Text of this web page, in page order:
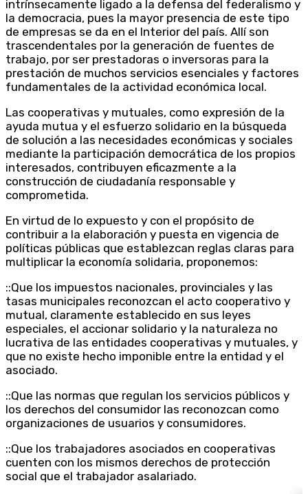
intrínsecamente ligado a la defensa del federalismo y
la democracia, pues la mayor presencia de este tipo
de empresas se da en el Interior del país. Allí son
trascendentales por la generación de fuentes de
trabajo, por ser prestadoras o inversoras para la
prestación de muchos servicios esenciales y factores
fundamentales de la actividad económica local.
Las cooperativas y mutuales, como expresión de la
ayuda mutua y el esfuerzo solidario en la búsqueda
de solución a las necesidades económicas y sociales
mediante la participación democrática de los propios
interesados, contribuyen eficazmente a la
construcción de ciudadanía responsable y
comprometida.
En virtud de lo expuesto y con el propósito de
contribuir a la elaboración y puesta en vigencia de
políticas públicas que establezcan reglas claras para
multiplicar la economía solidaria, proponemos:
::Que los impuestos nacionales, provinciales y las
tasas municipales reconozcan el acto cooperativo y
mutual, claramente establecido en sus leyes
especiales, el accionar solidario y la naturaleza no
lucrativa de las entidades cooperativas y mutuales, y
que no existe hecho imponible entre la entidad y el
asociado.
::Que las normas que regulan los servicios públicos y
los derechos del consumidor las reconozcan como
organizaciones de usuarios y consumidores.
::Que los trabajadores asociados en cooperativas
cuenten con los mismos derechos de protección
social que el trabajador asalariado.